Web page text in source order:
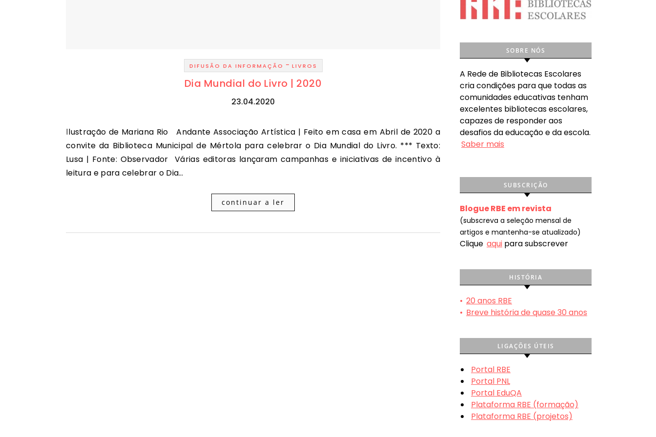
DIFUSÃO DA INFORMAÇÃO - LIVROS
Dia Mundial do Livro | 2020
23.04.2020
Ilustração de Mariana Rio Andante Associação Artística | Feito em casa em Abril de 2020 a
convite da Biblioteca Municipal de Mértola para celebrar o Dia Mundial do Livro. *** Texto:
Lusa | Fonte: Observador Várias editoras lançaram campanhas e iniciativas de incentivo à
leitura e para celebrar o Dia…
continuar a ler
SOBRE NÓS
A Rede de Bibliotecas Escolares
cria condições para que todas as
comunidades educativas tenham
excelentes bibliotecas escolares,
capazes de responder aos
desafios da educação e da escola.
Saber mais
SUBSCRIÇÃO
Blogue RBE em revista
(subscreva a seleção mensal de
artigos e mantenha-se atualizado)
Clique aqui para subscrever
HISTÓRIA
• 20 anos RBE
• Breve história de quase 30 anos
LIGAÇÕES ÚTEIS
Portal RBE
Portal PNL
Portal EduQA
Plataforma RBE (formação)
Plataforma RBE (projetos)